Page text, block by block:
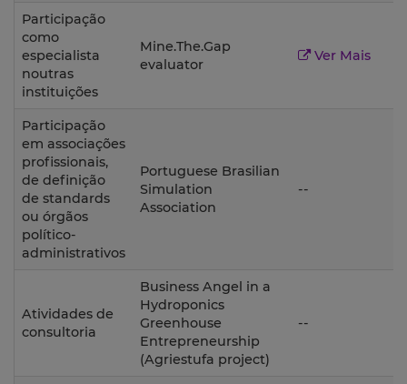
Participação
como
especialista
noutras
instituições
Mine.The.Gap
evaluator
Ver Mais
Participação
em associações
profissionais,
de definição
de standards
ou órgãos
político-
administrativos
Portuguese Brasilian
Simulation
Association
--
Atividades de
consultoria
Business Angel in a
Hydroponics
Greenhouse
Entrepreneurship
(Agriestufa project)
--